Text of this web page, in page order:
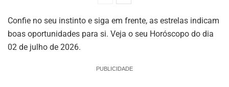
Confie no seu instinto e siga em frente, as estrelas indicam
boas oportunidades para si. Veja o seu Horóscopo do dia
02 de julho de 2026.
PUBLICIDADE